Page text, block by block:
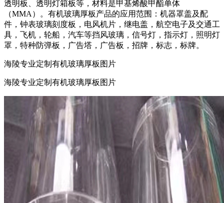
透明板、透明灯箱板等，材料是甲基烯酸甲酯单体
（MMA）。有机玻璃厚板产品的应用范围：机器罩盖及配
件，钟表玻璃刻度板，电风机片，继电盖，航空电子及交通工
具，飞机，轮船，汽车等挡风玻璃，信号灯，指示灯，照明灯
罩，特种防弹板，广告塔，广告板，招牌，标志，标牌。
海陵专业定制有机玻璃厚板图片
海陵专业定制有机玻璃厚板图片